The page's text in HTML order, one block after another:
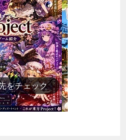
をチェック